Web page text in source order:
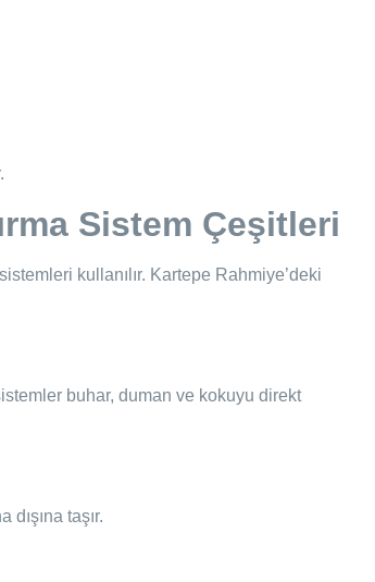
Sistem Çeşitleri
kullanılır. Kartepe Rahmiye’deki
buhar, duman ve kokuyu direkt
taşır.